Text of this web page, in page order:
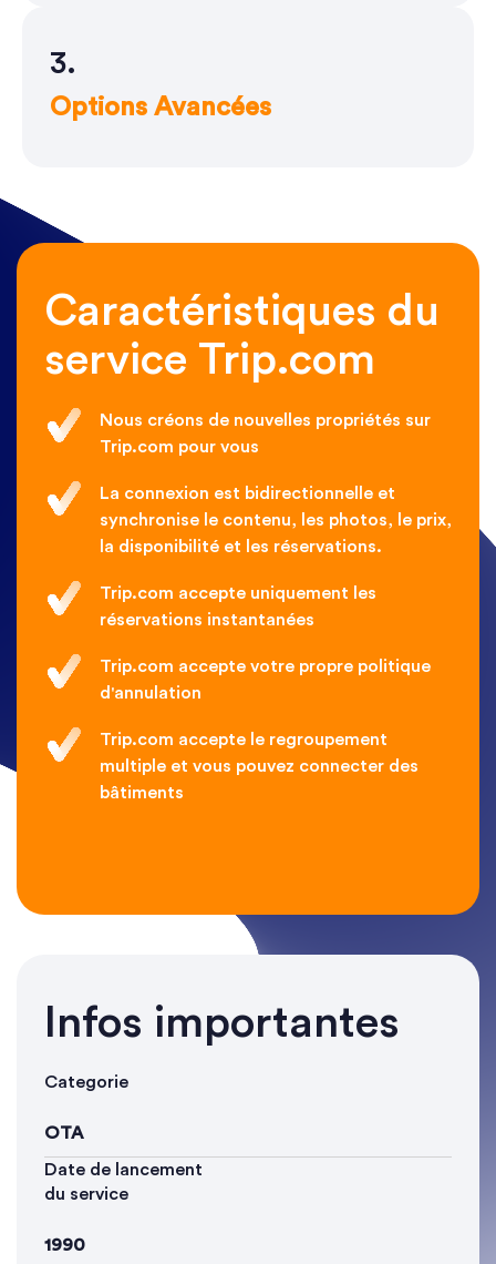
3.
Options Avancées
Caractéristiques du
service Trip.com
Nous créons de nouvelles propriétés sur
Trip.com pour vous
La connexion est bidirectionnelle et
synchronise le contenu, les photos, le prix,
la disponibilité et les réservations.
Trip.com accepte uniquement les
réservations instantanées
Trip.com accepte votre propre politique
d'annulation
Trip.com accepte le regroupement
multiple et vous pouvez connecter des
bâtiments
Infos importantes
Categorie
OTA
Date de lancement
du service
1990